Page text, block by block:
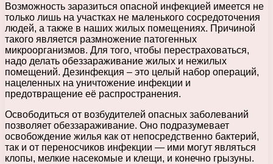
Возможность заразиться опасной инфекцией имеется не
только лишь на участках не маленького сосредоточения
людей, а также в наших жилых помещениях. Причиной
такого является размножение патогенных
микроорганизмов. Для того, чтобы перестраховаться,
надо делать обеззараживание жилых и нежилых
помещений. Дезинфекция – это целый набор операций,
нацеленных на уничтожение инфекции и
предотвращение её распространения.
Освободиться от возбудителей опасных заболеваний
позволяет обеззараживание. Оно подразумевает
освобождение жилья как от непосредственно бактерий,
так и от переносчиков инфекции — ими могут являться
клопы, мелкие насекомые и клещи, и конечно грызуны.